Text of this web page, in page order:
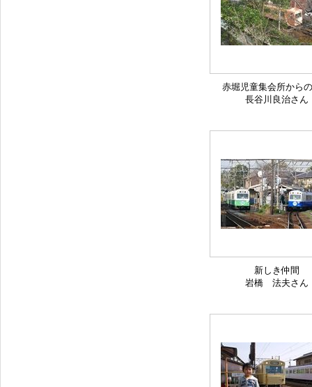
赤堀児童集会所から
長谷川良治さん
新しき仲間
岩橋 法夫さん